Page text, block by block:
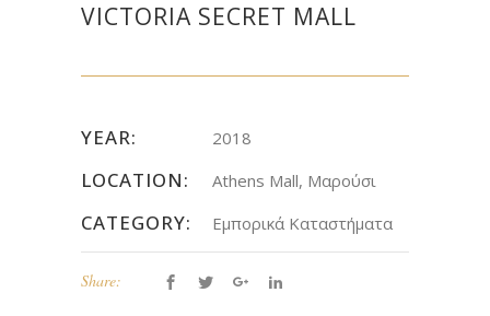
VICTORIA SECRET MALL
YEAR: 2018
LOCATION: Athens Mall, Μαρούσι
CATEGORY: Εμπορικά Καταστήματα
Share: